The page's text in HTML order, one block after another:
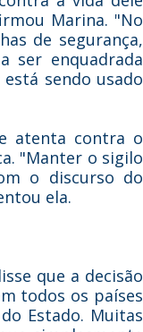
Marina. "No
de segurança,
ser enquadrada
sendo usado
atenta contra o
"Manter o sigilo
o discurso do
ela.
que a decisão
todos os países
Estado. Muitas